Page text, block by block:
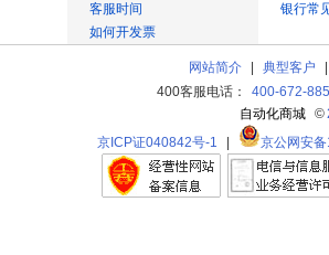
客服时间
如何开发票
银行常
网站简介 典型客户
400客服电话：
400-672-
自动化商城
©
京ICP证040842号-1
京公网安